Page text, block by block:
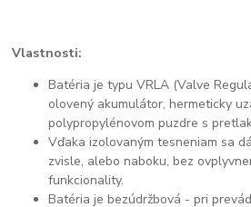
Vlastnosti:
Batéria je typu VRLA (Valve
olovený akumulátor, hermeticky
polypropylénovom puzdre s
Vďaka izolovaným tesneniam sa
zvisle, alebo naboku, bez
funkcionality.
Batéria je bezúdržbová - pri